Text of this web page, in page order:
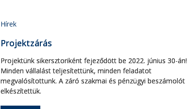
Hírek
Projektzárás
Projektünk sikersztoriként fejeződött be 2022. június 30-án!
Minden vállalást teljesítettünk, minden feladatot
megvalósítottunk. A záró szakmai és pénzügyi beszámolót
elkészítettük.